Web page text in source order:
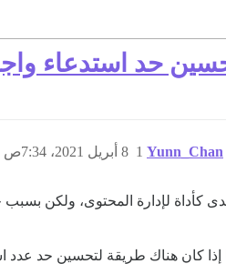
حد استدعاء
Yunn_Chan 8 أبريل 2021، 7:34ص 1
إذا كان هناك طريقة لتحسين حد عدد